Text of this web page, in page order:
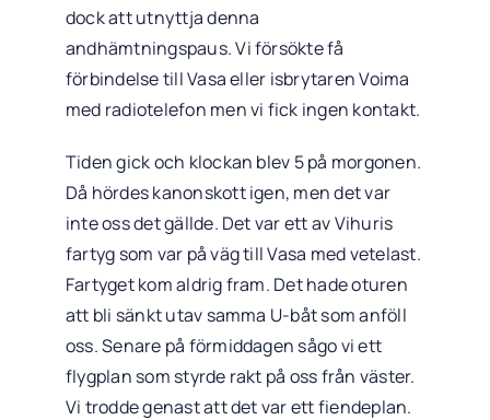
dock att utnyttja denna
andhämtningspaus. Vi försökte få
förbindelse till Vasa eller isbrytaren Voima
med radiotelefon men vi fick ingen kontakt.
Tiden gick och klockan blev 5 på morgonen.
Då hördes kanonskott igen, men det var
inte oss det gällde. Det var ett av Vihuris
fartyg som var på väg till Vasa med vetelast.
Fartyget kom aldrig fram. Det hade oturen
att bli sänkt utav samma U-båt som anföll
oss. Senare på förmiddagen sågo vi ett
flygplan som styrde rakt på oss från väster.
Vi trodde genast att det var ett fiendeplan.